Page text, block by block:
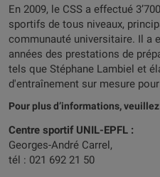
En 2009, le CSS a effectué
sportifs de tous niveaux,
communauté universitaire. Il a
années des prestations de
tels que Stéphane Lambiel et
d'entraînement sur mesure
Pour plus d’informations,
Centre sportif UNIL-EPFL :
Georges-André Carrel,
tél : 021 692 21 50